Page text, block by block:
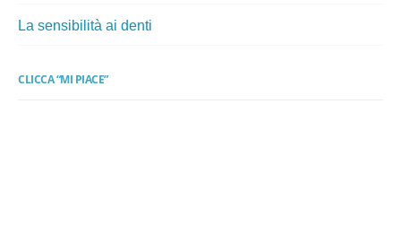
La sensibilità ai denti
CLICCA “MI PIACE”